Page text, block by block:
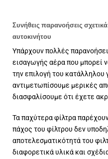
Συνήθεις παρανοήσεις
αυτοκινήτου
Υπάρχουν πολλές
εισαγωγής αέρα που μπορεί
την επιλογή του κατάλληλου
αντιμετωπίσουμε μερικές
διασφαλίσουμε ότι έχετε
Τα παχύτερα φίλτρα
πάχος του φίλτρου δεν
αποτελεσματικότητά του
διαφορετικά υλικά και